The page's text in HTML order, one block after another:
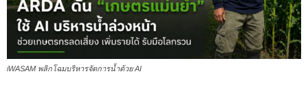
iWASAM พลิกโฉมบริหารจัดการน้ำด้วย AI